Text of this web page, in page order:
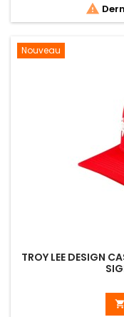

Nouveau
TROY LEE DESIGN
